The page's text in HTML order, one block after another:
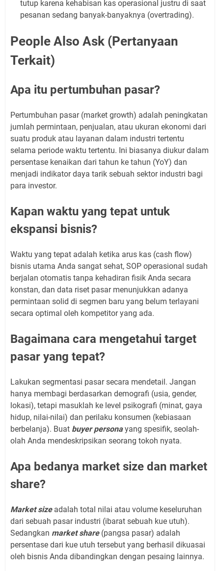
tutup karena kehabisan kas operasional justru di saat
pesanan sedang banyak-banyaknya (overtrading).
People Also Ask (Pertanyaan
Terkait)
Apa itu pertumbuhan pasar?
Pertumbuhan pasar (market growth) adalah peningkatan
jumlah permintaan, penjualan, atau ukuran ekonomi dari
suatu produk atau layanan dalam industri tertentu
selama periode waktu tertentu. Ini biasanya diukur dalam
persentase kenaikan dari tahun ke tahun (YoY) dan
menjadi indikator daya tarik sebuah sektor industri bagi
para investor.
Kapan waktu yang tepat untuk
ekspansi bisnis?
Waktu yang tepat adalah ketika arus kas (cash flow)
bisnis utama Anda sangat sehat, SOP operasional sudah
berjalan otomatis tanpa kehadiran fisik Anda secara
konstan, dan data riset pasar menunjukkan adanya
permintaan solid di segmen baru yang belum terlayani
secara optimal oleh kompetitor yang ada.
Bagaimana cara mengetahui target
pasar yang tepat?
Lakukan segmentasi pasar secara mendetail. Jangan
hanya membagi berdasarkan demografi (usia, gender,
lokasi), tetapi masuklah ke level psikografi (minat, gaya
hidup, nilai-nilai) dan perilaku konsumen (kebiasaan
berbelanja). Buat buyer personayang spesifik, seolah-
olah Anda mendeskripsikan seorang tokoh nyata.
Apa bedanya market size dan market
share?
Market sizeadalah total nilai atau volume keseluruhan
dari sebuah pasar industri (ibarat sebuah kue utuh).
Sedangkan market share(pangsa pasar) adalah
persentase dari kue utuh tersebut yang berhasil dikuasai
oleh bisnis Anda dibandingkan dengan pesaing lainnya.